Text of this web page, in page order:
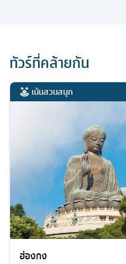
ทัวร์ที่คล้ายกัน
เน้นสวนสนุก
ฮ่องกง